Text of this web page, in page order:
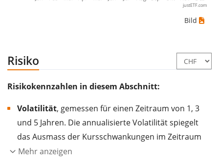
justETF.com
Bild
Risiko
Risikokennzahlen in diesem Abschnitt:
Volatilität, gemessen für einen Zeitraum von 1, 3
und 5 Jahren. Die annualisierte Volatilität spiegelt
das Ausmass der Kursschwankungen im Zeitraum
eines Jahres wider.
Mehr anzeigen